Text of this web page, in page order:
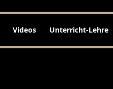
Videos Unterricht-Lehre